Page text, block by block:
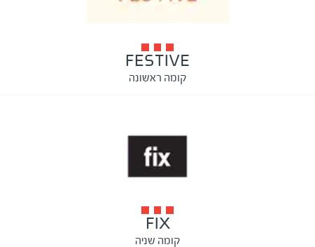
FESTIVE
קומה ראשונה
FIX
קומה שניה